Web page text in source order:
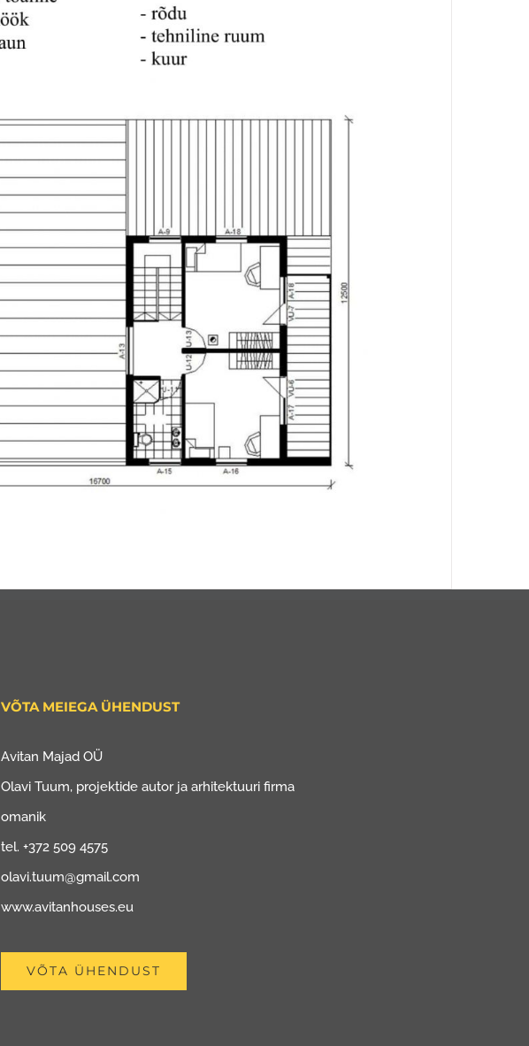
VÕTA MEIEGA ÜHENDUST
Avitan Majad OÜ
Olavi Tuum, projektide autor ja arhitektuuri firma
omanik
tel. +372 509 4575
olavi.tuum@gmail.com
www.avitanhouses.eu
VÕTA ÜHENDUST